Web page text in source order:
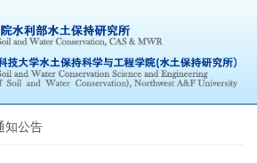
知公告